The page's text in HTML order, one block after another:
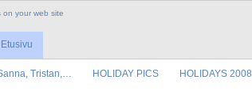
Etusivu
Tristan,… HOLIDAY PICS HOLIDAYS 2008